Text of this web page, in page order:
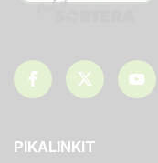
PIKALINKIT